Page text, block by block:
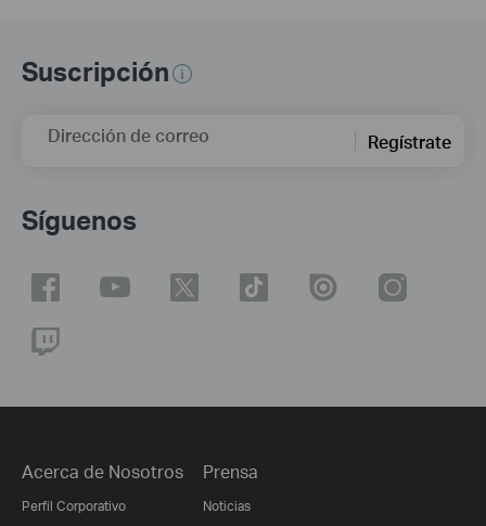
Suscripción
Dirección de correo Regístrate
Síguenos
Acerca de Nosotros
Perfil Corporativo
Prensa
Noticias